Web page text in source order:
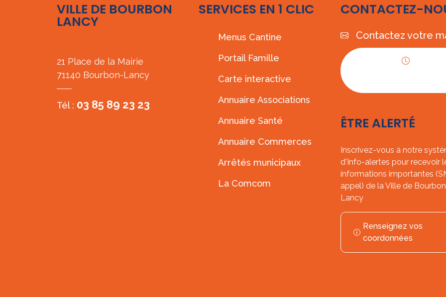
VILLE DE BOURBON
LANCY
21 Place de la Mairie
71140 Bourbon-Lancy
Tél : 03 85 89 23 23
SERVICES EN 1 CLIC
Menus Cantine
Portail Famille
Carte interactive
Annuaire Associations
Annuaire Santé
Annuaire Commerces
Arrêtés municipaux
La Comcom
CONTACTEZ-
Contactez votre
ÊTRE ALERTÉ
Inscrivez-vous à notre
d'Info-alertes pour recevoir
informations importantes
appel) de la Ville de Bourbon
Lancy
Renseignez vos
coordonnées